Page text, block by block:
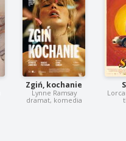
Zgiń, kochanie
Lynne Ramsay
dramat, komedia